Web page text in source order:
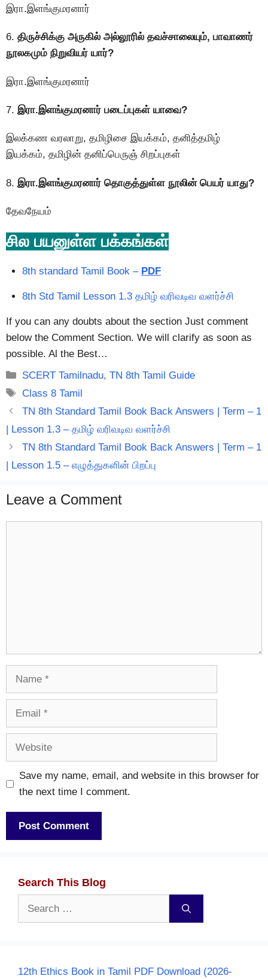
இரா.இளங்குமரனார்
6. திருச்சிக்கு அருகில் அல்லூரில் தவச்சாலையும், பாவாணர்
நூலகமும் நிறுவியர் யார்?
இரா.இளங்குமரனார்
7. இரா.இளங்குமரனார் படைப்புகள் யாவை?
இலக்கண வரலாறு, தமிழிசை இயக்கம், தனித்தமிழ்
இயக்கம், தமிழின் தனிப்பெருஞ் சிறப்புகள்
8. இரா.இளங்குமரனார் தொகுத்துள்ள நூலின் பெயர் யாது?
தேவநேயம்
சில பயனுள்ள பக்கங்கள்
8th standard Tamil Book – PDF
8th Std Tamil Lesson 1.3 தமிழ் வரிவடிவ வளர்ச்சி
If you can any doubts about the section Just comment
below the Comment Section. We will clarify as soon as
possible. Al the Best…
Categories
SCERT Tamilnadu,TN 8th Tamil Guide
Tags
Class 8 Tamil
TN 8th Standard Tamil Book Back Answers | Term – 1
| Lesson 1.3 – தமிழ் வரிவடிவ வளர்ச்சி
TN 8th Standard Tamil Book Back Answers | Term – 1
| Lesson 1.5 – எழுத்துகளின் பிறப்பு
Leave a Comment
Name
Email
Website
Save my name, email, and website in this browser for
the next time I comment.
Search This Blog
Search
12th Ethics Book in Tamil PDF Download (2026-